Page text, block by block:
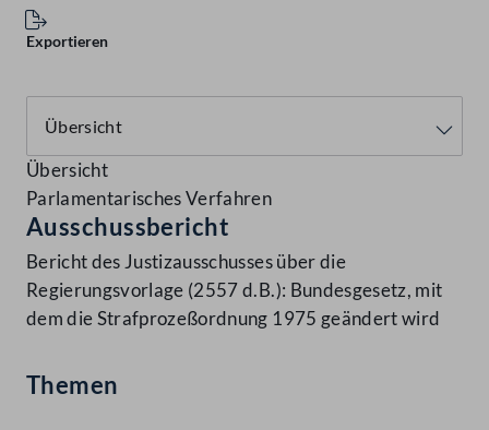
Exportieren
Übersicht
Parlamentarisches Verfahren
Ausschussbericht
Bericht des Justizausschusses über die
Regierungsvorlage (2557 d.B.): Bundesgesetz, mit
dem die Strafprozeßordnung 1975 geändert wird
Themen